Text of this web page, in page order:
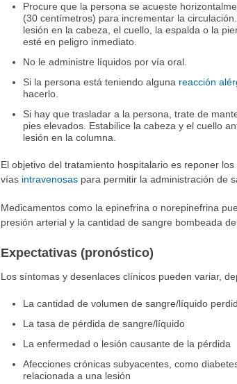
Procure que la persona se acueste
(30 centímetros) para incrementar la
lesión en la cabeza, el cuello, la espalda o la
esté en peligro inmediato.
No le administre líquidos por vía oral.
Si la persona está teniendo alguna reacción
hacerlo.
Si hay que trasladar a la persona, trate de
pies elevados. Estabilice la cabeza y el cuello
lesión en la columna.
El objetivo del tratamiento hospitalario es reponer
vías intravenosaspara permitir la administración de
Medicamentos como la epinefrina o norepinefrina
presión arterial y la cantidad de sangre bombeada
Expectativas (pronóstico)
Los síntomas y desenlaces clínicos pueden variar,
La cantidad de volumen de sangre/líquido
La tasa de pérdida de sangre/líquido
La enfermedad o lesión causante de la pérdida
Afecciones crónicas subyacentes, como
relacionada a una lesión